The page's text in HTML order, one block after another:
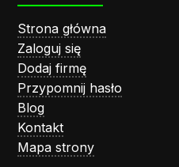
Strona główna
Zaloguj się
Dodaj firmę
Przypomnij hasło
Blog
Kontakt
Mapa strony